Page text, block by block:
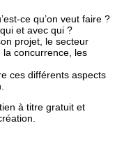
ce qu’on veut faire ?
et avec qui ?
projet, le secteur
la concurrence, les
ces différents aspects
à titre gratuit et